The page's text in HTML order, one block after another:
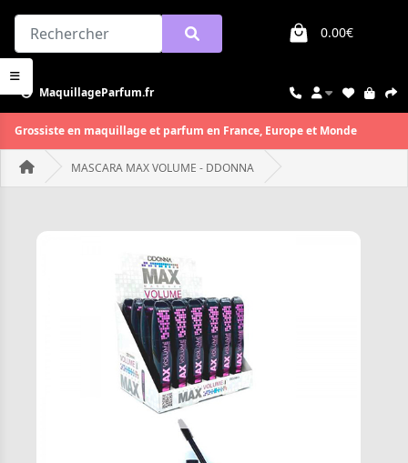
0.00€
MaquillageParfum.fr
Grossiste en maquillage et parfum en France, Europe et Monde
MASCARA MAX VOLUME - DDONNA